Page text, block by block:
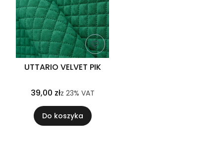
UTTARIO VELVET PIK
39,00 złz 23% VAT
Do koszyka